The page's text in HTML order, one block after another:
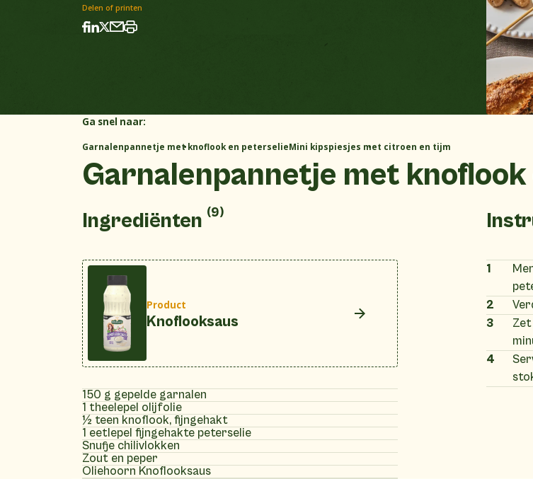
Delen of printen
Ga snel naar:
Garnalenpannetje met knoflook en peterselieMini kipspiesjes met citroen en tijm
Garnalenpannetje met
Ingrediënten (9)
Product
Knoflooksaus
150 g gepelde garnalen
1 theelepel olijfolie
½ teen knoflook, fijngehakt
1 eetlepel fijngehakte peterselie
Snufje chilivlokken
Zout en peper
Oliehoorn Knoflooksaus
1
2
3
4